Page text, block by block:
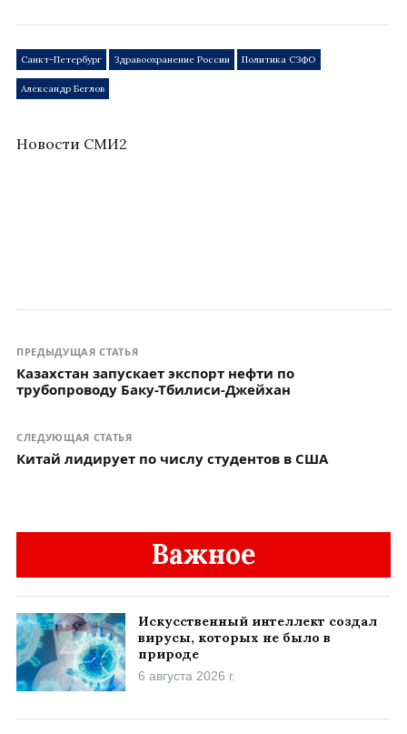
Санкт-Петербург Здравоохранение России Политика СЗФО
Александр Беглов
Новости СМИ2
ПРЕДЫДУЩАЯ СТАТЬЯ
Казахстан запускает экспорт нефти по
трубопроводу Баку-Тбилиси-Джейхан
СЛЕДУЮЩАЯ СТАТЬЯ
Китай лидирует по числу студентов в США
Важное
Искусственный интеллект создал
вирусы, которых не было в
природе
6 августа 2026 г.